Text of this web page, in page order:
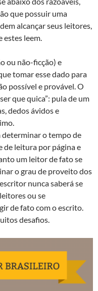
que possuir uma
alcançar seus leitores,
estes leem.
ou não-ficção) e
tomar esse dado para
possível e provável. O
que quica”: pula de um
dedos ávidos e
determinar o tempo de
de leitura por página e
um leitor de fato se
o grau de proveito dos
nunca saberá se
ou se
de fato com o escrito.
desafios.